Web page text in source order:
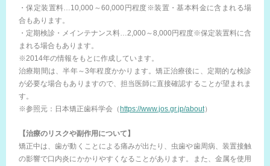
・保定装置料…10,000～60,000円程度※装置・基本料金に含まれる場
合もあります。
・定期検診・メインテナンス料…2,000～8,000円程度※保定装置料に含
まれる場合もあります。
※2014年の情報をもとに作成しています。
治療期間は、半年～3年程度かかります。矯正治療後に、定期的な検診
が必要な場合もありますので、担当医師に直接確認することが望まれま
す。
※参照元：日本矯正歯科学会（https://www.jos.gr.jp/about）
【治療のリスクや副作用について】
矯正中は、歯が動くことによる痛みが出たり、虫歯や歯周病、装置接触
の影響で口内炎にかかりやすくなることがあります。また、金属を使用